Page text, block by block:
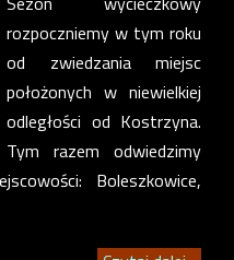
rozpoczniemy w tym roku
od zwiedzania miejsc
położonych w niewielkiej
odległości od Kostrzyna.
Tym razem odwiedzimy
Boleszkowice,